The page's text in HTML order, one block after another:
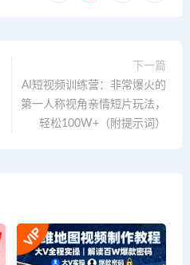
下一篇
AI短视频训练营：非常爆火的
第一人称视角亲情短片玩法，
轻松100W+（附提示词）